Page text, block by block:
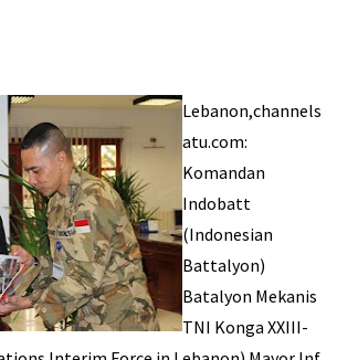
Lebanon,channels
atu.com:
Komandan
Indobatt
(Indonesian
Battalyon)
Batalyon Mekanis
TNI Konga XXIII-